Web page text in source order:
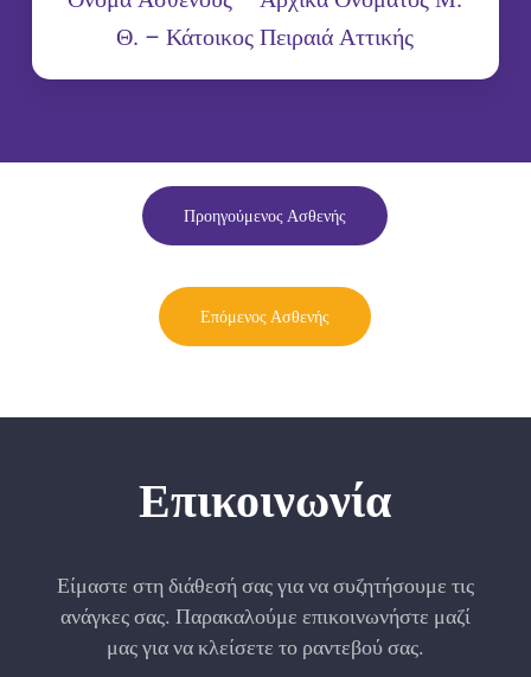
Θ. – Κάτοικος Πειραιά Αττικής
Προηγούμενος Ασθενής
Επόμενος Ασθενής
Επικοινωνία
Είμαστε στη διάθεσή σας για να συζητήσουμε τις
ανάγκες σας. Παρακαλούμε επικοινωνήστε μαζί
μας για να κλείσετε το ραντεβού σας.